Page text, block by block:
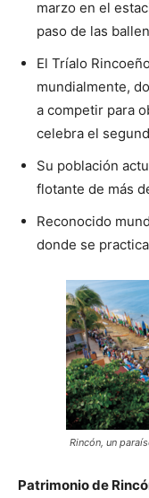
marzo en el
paso de las
El Tríalo
mundialmente,
a competir para
celebra el
Su población
flotante de más
Reconocido
donde se
Rincón, un
Patrimonio de